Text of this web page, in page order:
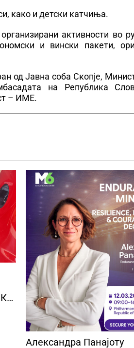
како и детски катчиња.
активности во
и вински пакети,
од Јавна соба Скопје,
на Република
– ИМЕ.
Александра Панајоту